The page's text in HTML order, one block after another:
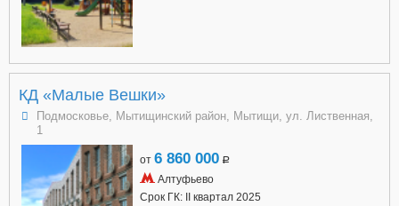
КД «Малые Вешки»
Подмосковье, Мытищинский район, Мытищи, ул. Лиственная,
1
от 6 860 000 a
Алтуфьево
Срок ГК: II квартал 2025